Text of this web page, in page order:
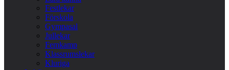
Festlekar
Förskola
Gympasal
Jullekar
Femkamp
Klassrumslekar
Kluriga